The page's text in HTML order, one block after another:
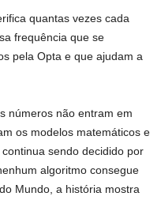
quantas vezes cada
frequência que se
pela Opta e que ajudam a
números não entram em
os modelos matemáticos e
sendo decidido por
algoritmo consegue
Mundo, a história mostra